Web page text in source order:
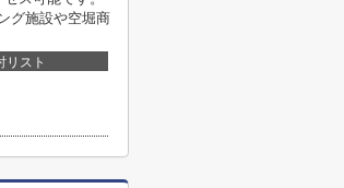
グ施設や空堀商
リスト